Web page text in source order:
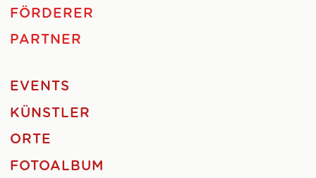
FÖRDERER
PARTNER
EVENTS
KÜNSTLER
ORTE
FOTOALBUM